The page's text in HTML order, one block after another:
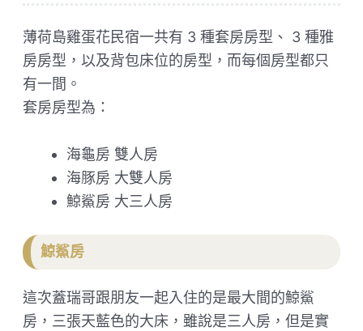
薄荷島雞蛋花民宿一共有 3 種套房房型、 3 種雅
房房型，以及背包床位的房型，而每個房型都只
有一間。
套房房型為：
海龜房 雙人房
海豚房 大雙人房
鯨鯊房 大三人房
鯨鯊房
這次蓋瑞哥跟朋友一起入住的是最大間的鯨鯊
房，三張天藍色的大床，雖說是三人房，但是實